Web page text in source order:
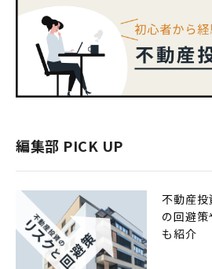
編集部 PICK UP
不動産投
の回避
も紹介